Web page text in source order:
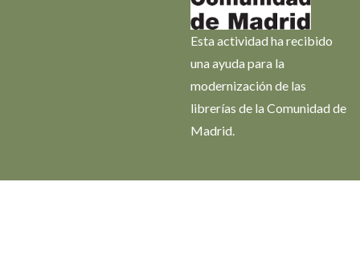
Esta actividad ha recibido
una ayuda para la
modernización de las
librerías de la Comunidad de
Madrid.